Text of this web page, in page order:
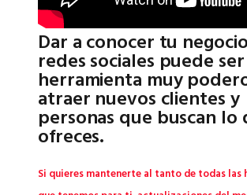
Dar a conocer tu
redes sociales puede
herramienta muy
atraer nuevos clientes y
personas que buscan lo
ofreces.
Si quieres mantenerte al tanto de todas las